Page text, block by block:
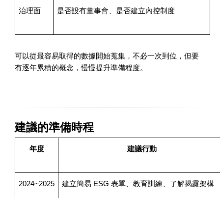
治理面 是否設有董事會、是否建立內控制度
可以從最容易取得的數據開始蒐集，不必一次到位，但要
有逐年累積的概念，慢慢提升準備程度。
建議的準備時程
年度 建議行動
2024~2025 建立簡易 ESG 表單、教育訓練、了解揭露架構